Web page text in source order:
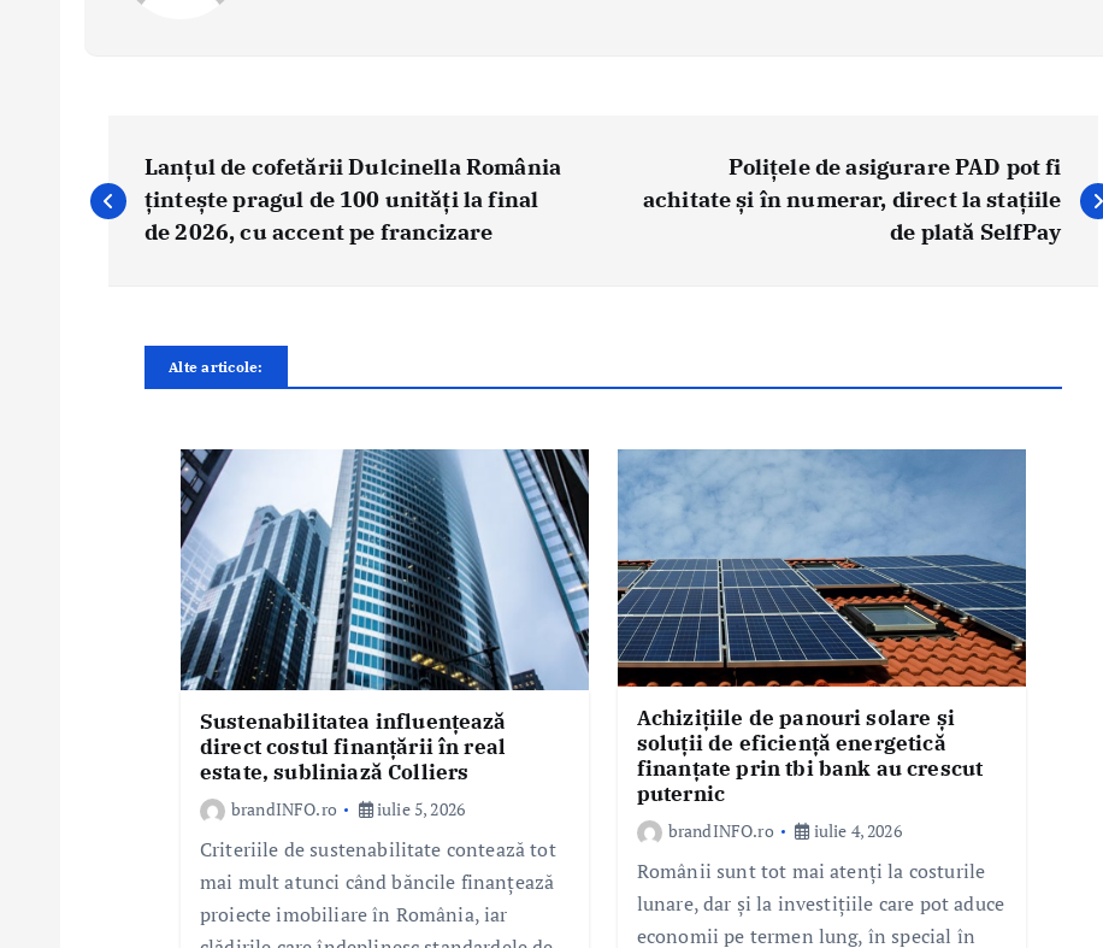
v
Lanțul de cofetării Dulcinella România
țintește pragul de 100 unități la final
de 2026, cu accent pe francizare
Polițele de asigurare PAD pot fi
achitate și în numerar, direct la stațiile
de plată SelfPay
Alte articole:
Sustenabilitatea influențează
direct costul finanțării în real
estate, subliniază Colliers
brandINFO.ro iulie 5, 2026
Criteriile de sustenabilitate contează tot
mai mult atunci când băncile finanțează
proiecte imobiliare în România, iar
Achizițiile de panouri solare și
soluții de eficiență energetică
finanțate prin tbi bank au crescut
puternic
brandINFO.ro iulie 4, 2026
Românii sunt tot mai atenți la costurile
lunare, dar și la investițiile care pot aduce
economii pe termen lung, în special în